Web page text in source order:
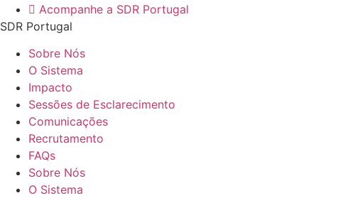
Acompanhe a SDR Portugal
SDR Portugal
Sobre Nós
O Sistema
Impacto
Sessões de Esclarecimento
Comunicações
Recrutamento
FAQs
Sobre Nós
O Sistema